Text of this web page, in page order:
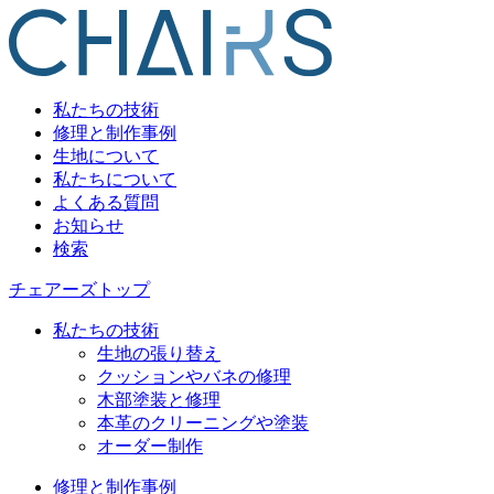
私たちの技術
修理と制作事例
生地について
私たちについて
よくある質問
お知らせ
検索
チェアーズトップ
私たちの技術
生地の張り替え
クッションやバネの修理
木部塗装と修理
本革のクリーニングや塗装
オーダー制作
修理と制作事例